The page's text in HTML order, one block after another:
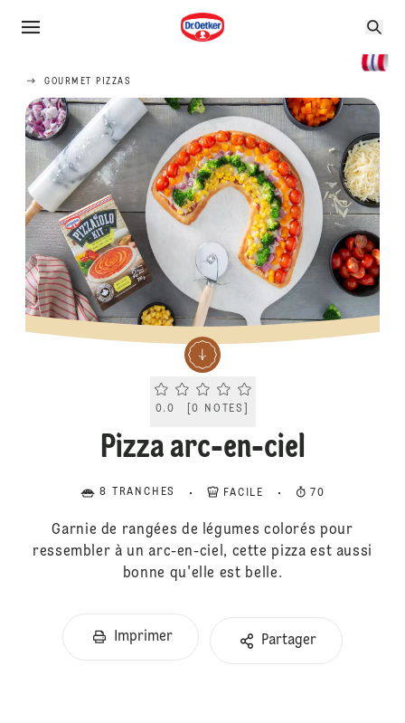
GOURMET PIZZAS
Current rating 0.0. Click to rate.
0.0 [0 NOTES
Pizza arc-en-ciel
8 TRANCHES FACILE 70
Garnie de rangées de légumes colorés pour
ressembler à un arc-en-ciel, cette pizza est aussi
bonne qu'elle est belle.
Imprimer Partager